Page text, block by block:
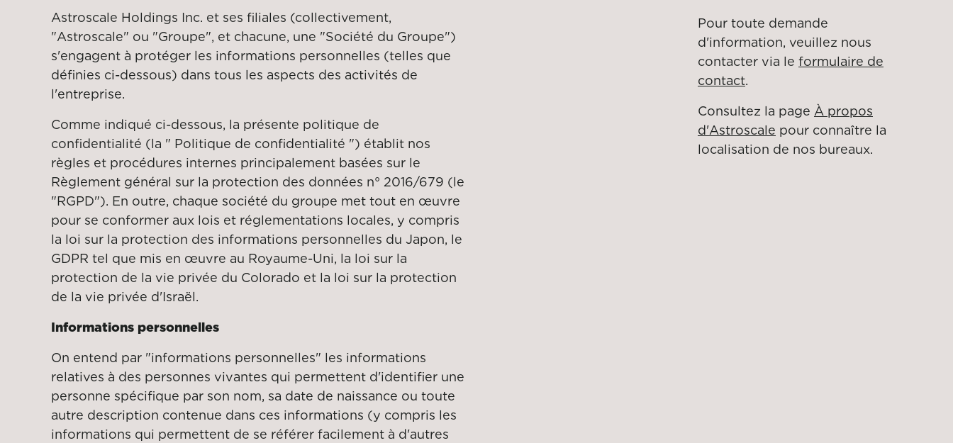
Astroscale Holdings Inc. et ses filiales (collectivement,
"Astroscale" ou "Groupe", et chacune, une "Société du Groupe")
s'engagent à protéger les informations personnelles (telles que
définies ci-dessous) dans tous les aspects des activités de
l'entreprise.
Comme indiqué ci-dessous, la présente politique de
confidentialité (la " Politique de confidentialité ") établit nos
règles et procédures internes principalement basées sur le
Règlement général sur la protection des données n° 2016/679 (le
"RGPD"). En outre, chaque société du groupe met tout en œuvre
pour se conformer aux lois et réglementations locales, y compris
la loi sur la protection des informations personnelles du Japon, le
GDPR tel que mis en œuvre au Royaume-Uni, la loi sur la
protection de la vie privée du Colorado et la loi sur la protection
de la vie privée d'Israël.
Informations personnelles
On entend par "informations personnelles" les informations
relatives à des personnes vivantes qui permettent d'identifier une
personne spécifique par son nom, sa date de naissance ou toute
autre description contenue dans ces informations (y compris les
informations qui permettent de se référer facilement à d'autres
Pour toute demande
d'information, veuillez nous
contacter via le formulaire de
contact.
Consultez la page À propos
d'Astroscale pour connaître la
localisation de nos bureaux.